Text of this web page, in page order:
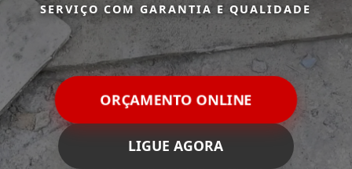
SERVIÇO COM GARANTIA E QUALIDADE
ORÇAMENTO ONLINE
LIGUE AGORA